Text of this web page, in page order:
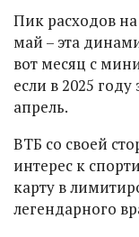
Пик расходов
май – эта
вот месяц с
если в 2025
апрель.
ВТБ со своей
интерес к
карту в
легендарного